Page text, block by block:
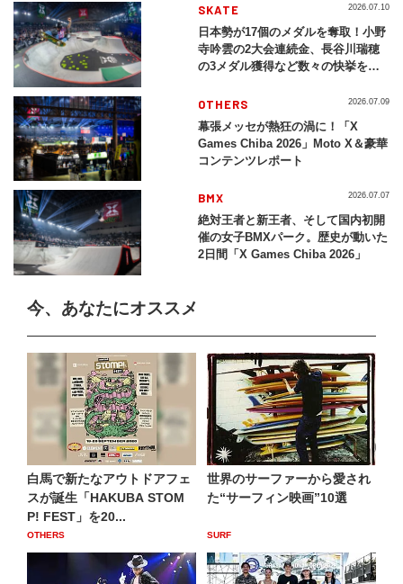
SKATE
日本勢が17個のメダルを奪取！小野
寺吟雲の2大会連続金、長谷川瑞穂
の3メダル獲得など数々の快挙をプ
2026」
2026.07.10
OTHERS
幕張メッセが熱狂の渦に！「X
Games Chiba 2026」Moto X＆豪華
コンテンツレポート
2026.07.09
BMX
絶対王者と新王者、そして国内初開
催の女子BMXパーク。歴史が動いた
2日間「X Games Chiba 2026」
2026.07.07
今、あなたにオススメ
白馬で新たなアウトドアフェ
スが誕生「HAKUBA STOM
P! FEST」を20...
OTHERS
世界のサーファーから愛され
た“サーフィン映画”10選
SURF